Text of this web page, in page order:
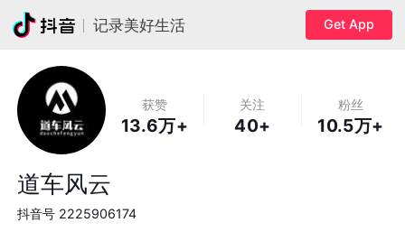
记录美好生活 Get App
获赞
13.6万+
关注
40+
粉丝
10.5万+
道车风云
抖音号 2225906174